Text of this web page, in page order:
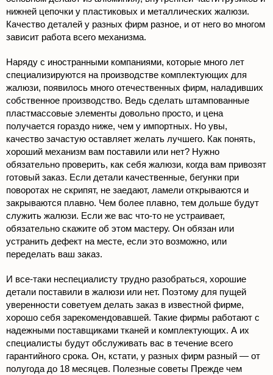
нижней цепочки у пластиковых и металлических жалюзи.
Качество деталей у разных фирм разное, и от него во многом
зависит работа всего механизма.
Наряду с иностранными компаниями, которые много лет
специализируются на производстве комплектующих для
жалюзи, появилось много отечественных фирм, наладивших
собственное производство. Ведь сделать штампованные
пластмассовые элементы довольно просто, и цена
получается гораздо ниже, чем у импортных. Но увы,
качество зачастую оставляет желать лучшего. Как понять,
хороший механизм вам поставили или нет? Нужно
обязательно проверить, как себя жалюзи, когда вам привозят
готовый заказ. Если детали качественные, бегунки при
поворотах не скрипят, не заедают, ламели открываются и
закрываются плавно. Чем более плавно, тем дольше будут
служить жалюзи. Если же вас что-то не устраивает,
обязательно скажите об этом мастеру. Он обязан или
устранить дефект на месте, если это возможно, или
переделать ваш заказ.
И все-таки неспециалисту трудно разобраться, хорошие
детали поставили в жалюзи или нет. Поэтому для пущей
уверенности советуем делать заказ в известной фирме,
хорошо себя зарекомендовавшей. Такие фирмы работают с
надежными поставщиками тканей и комплектующих. А их
специалисты будут обслуживать вас в течение всего
гарантийного срока. Он, кстати, у разных фирм разный — от
полугода до 18 месяцев. Полезные советы Прежде чем